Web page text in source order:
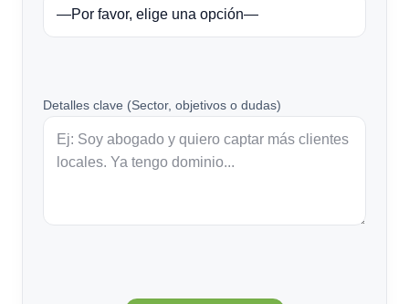
Detalles clave (Sector, objetivos o dudas)